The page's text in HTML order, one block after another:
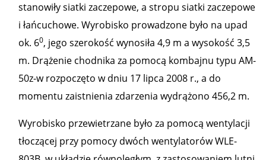
stanowiły siatki zaczepowe, a stropu siatki zaczepowe
i łańcuchowe. Wyrobisko prowadzone było na upad
ok. 60, jego szerokość wynosiła 4,9 m a wysokość 3,5
m. Drążenie chodnika za pomocą kombajnu typu AM-
50z-w rozpoczęto w dniu 17 lipca 2008 r., a do
momentu zaistnienia zdarzenia wydrążono 456,2 m.
Wyrobisko przewietrzane było za pomocą wentylacji
tłoczącej przy pomocy dwóch wentylatorów WLE-